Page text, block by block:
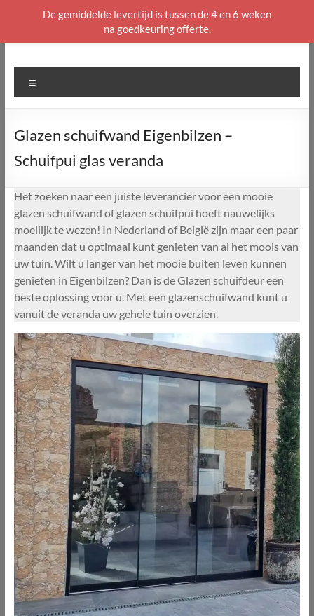
naar
Glazen schuifwand Eigenbilzen –
Schuifpui glas veranda
Het zoeken naar een juiste leverancier voor een mooie
glazen schuifwand of glazen schuifpui hoeft nauwelijks
moeilijk te wezen! In Nederland of België zijn maar een paar
maanden dat u optimaal kunt genieten van al het moois van
uw tuin. Wilt u langer van het mooie buiten leven kunnen
genieten in Eigenbilzen? Dan is de Glazen schuifdeur een
beste oplossing voor u. Met een glazenschuifwand kunt u
vanuit de veranda uw gehele tuin overzien.
De gemiddelde levertijd is tussen de 4 en 6 weken
na goedkeuring offerte.